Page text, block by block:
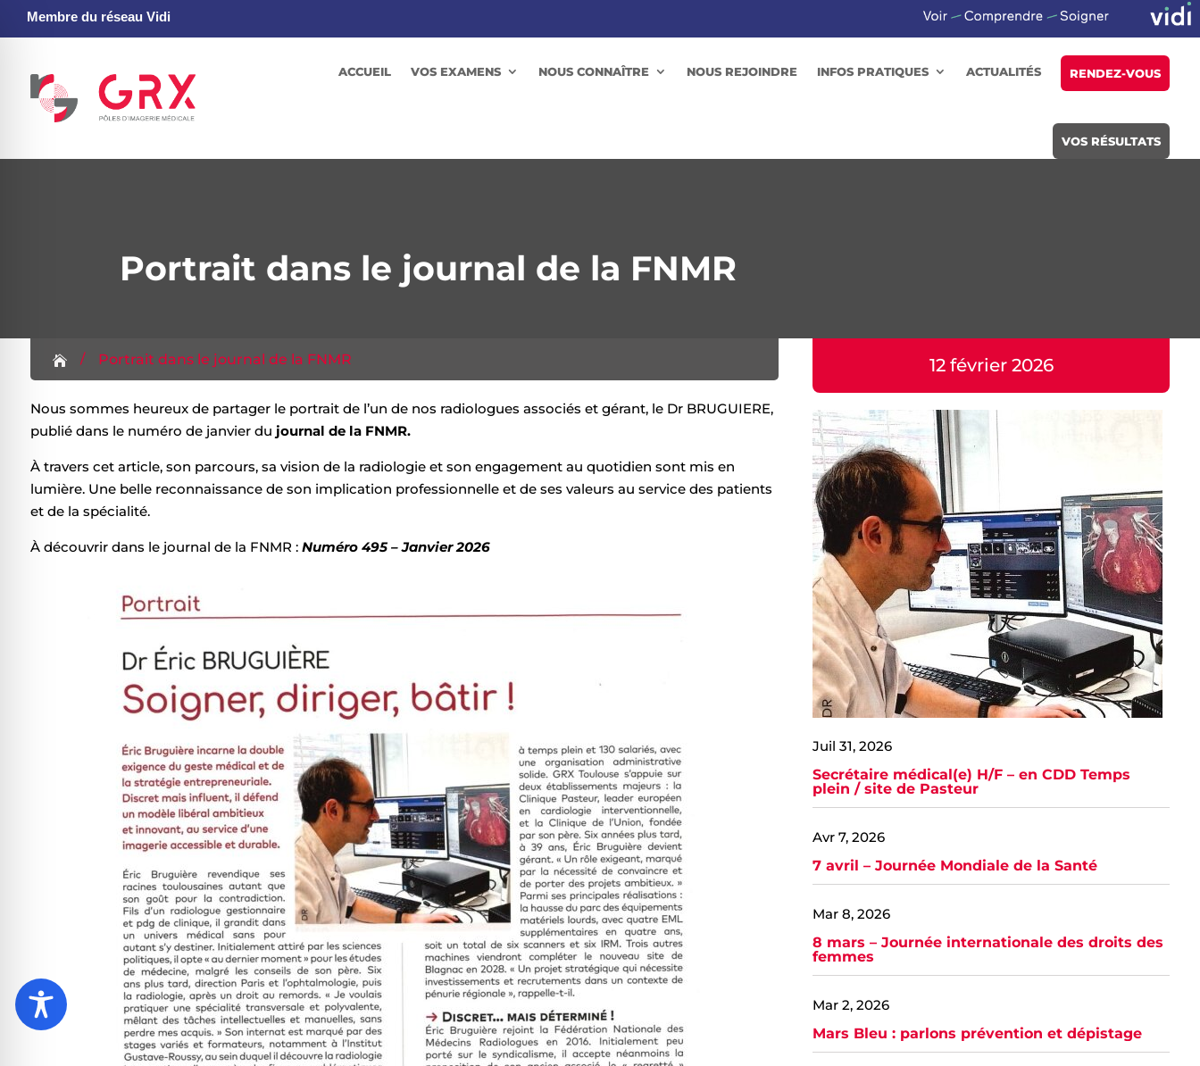
Membre du réseau Vidi
ACCUEIL VOS EXAMENS NOUS CONNAÎTRE NOUS REJOINDRE INFOS PRATIQUES ACTUALITÉS RENDEZ-VOUS
VOS RÉSULTATS
Portrait dans le journal de la FNMR
 / Portrait dans le journal de la FNMR
Nous sommes heureux de partager le portrait de l’un de nos radiologues associés et gérant, le Dr BRUGUIERE,
publié dans le numéro de janvier du journal de la FNMR.
À travers cet article, son parcours, sa vision de la radiologie et son engagement au quotidien sont mis en
lumière. Une belle reconnaissance de son implication professionnelle et de ses valeurs au service des patients
et de la spécialité.
À découvrir dans le journal de la FNMR : Numéro 495 – Janvier 2026
12 février 2026
Juil 31, 2026
Secrétaire médical(e) H/F – en CDD Temps
plein / site de Pasteur
Avr 7, 2026
7 avril – Journée Mondiale de la Santé
Mar 8, 2026
8 mars – Journée internationale des droits des
femmes
Mar 2, 2026
Mars Bleu : parlons prévention et dépistage
malvoyants
pour les crises
adapté pour le TDAH
la cécité
sécurisé pour l'épilepsie